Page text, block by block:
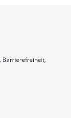
Barrierefreiheit